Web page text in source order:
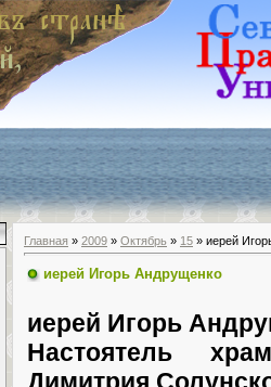
Главная » 2009 » Октябрь » 15 » иерей
иерей Игорь Андрущенко
иерей Игорь
Настоятель
Димитрия